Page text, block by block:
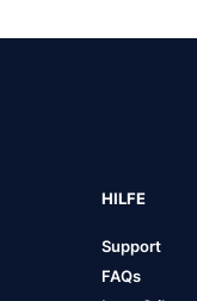
HILFE
Support
FAQs